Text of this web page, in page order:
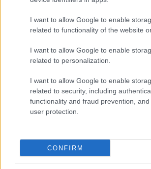
I want to allow Google to enable
related to functionality of the website
I want to allow Google to enable
related to personalization.
I want to allow Google to enable
related to security, including
functionality and fraud prevention,
user protection.
CONFIRM
Giovannimaria Cabras
Invia un Comunicato Stampa|